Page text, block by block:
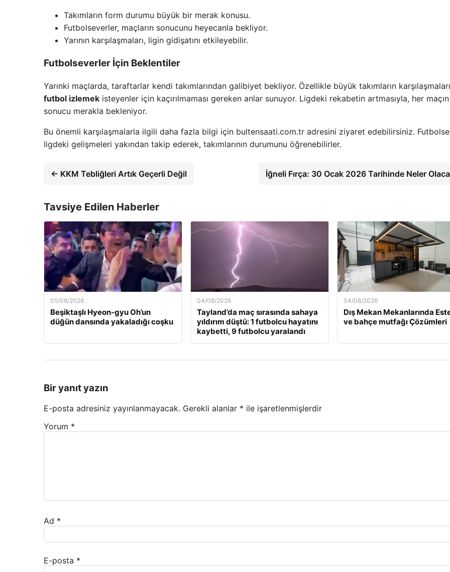
Takımların form durumu büyük bir merak konusu.
Futbolseverler, maçların sonucunu heyecanla bekliyor.
Yarının karşılaşmaları, ligin gidişatını etkileyebilir.
Futbolseverler İçin Beklentiler
Yarınki maçlarda, taraftarlar kendi takımlarından galibiyet bekliyor. Özellikle büyük takımların
futbol izlemek isteyenler için kaçırılmaması gereken anlar sunuyor. Ligdeki rekabetin artmasıyla, her maçın
sonucu merakla bekleniyor.
Bu önemli karşılaşmalarla ilgili daha fazla bilgi için bultensaati.com.tr adresini ziyaret edebilirsiniz.
ligdeki gelişmeleri yakından takip ederek, takımlarının durumunu öğrenebilirler.
← KKM Tebliğleri Artık Geçerli Değil İğneli Fırça: 30 Ocak 2026 Tarihinde Neler
Tavsiye Edilen Haberler
05/08/2026
Beşiktaşlı Hyeon-gyu Oh’un
düğün dansında yakaladığı coşku
04/08/2026
Tayland’da maç sırasında sahaya
yıldırım düştü: 1 futbolcu hayatını
kaybetti, 9 futbolcu yaralandı
04/08/2026
Dış Mekan Mekanlarında
ve bahçe mutfağı Çözümleri
Bir yanıt yazın
E-posta adresiniz yayınlanmayacak. Gerekli alanlar * ile işaretlenmişlerdir
Yorum *
Ad *
E-posta *